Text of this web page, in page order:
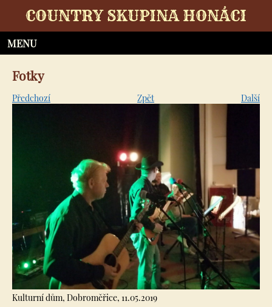
COUNTRY SKUPINA HONÁCI
Fotky
Předchozí Zpět Další
Kulturní dům, Dobroměřice, 11.05.2019